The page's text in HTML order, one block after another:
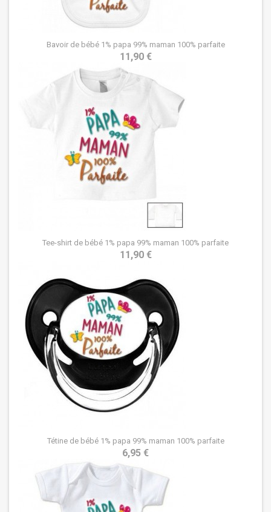
Bavoir de bébé 1% papa 99% maman 100% parfaite
11,90 €
Tee-shirt de bébé 1% papa 99% maman 100% parfaite
11,90 €
Tétine de bébé 1% papa 99% maman 100% parfaite
6,95 €